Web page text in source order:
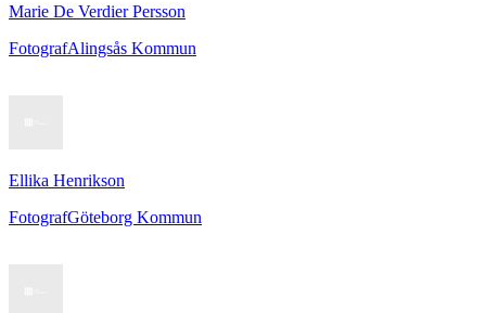
Marie De Verdier Persson
FotografAlingsås Kommun
Ellika Henrikson
FotografGöteborg Kommun